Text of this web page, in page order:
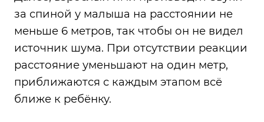
за спиной у малыша на расстоянии не
меньше 6 метров, так чтобы он не видел
источник шума. При отсутствии реакции
расстояние уменьшают на один метр,
приближаются с каждым этапом всё
ближе к ребёнку.